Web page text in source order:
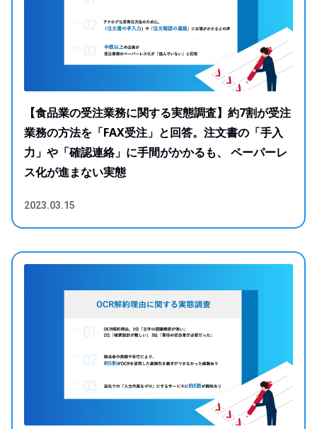
【食品業の受注業務に関する実態調査】約7割が受注
業務の方法を「FAX受注」と回答。注文書の「手入
力」や「確認連絡」に手間がかかるも、 ペーパーレ
ス化が進まない実態
2023.03.15